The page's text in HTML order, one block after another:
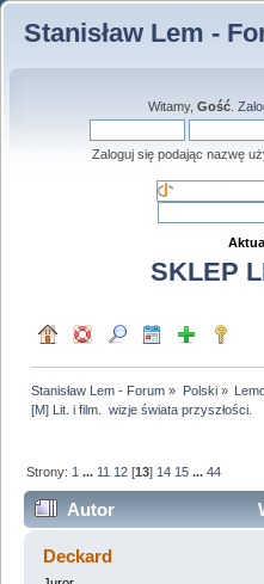
Stanisław Lem -
Witamy, Gość.
Zaloguj się podając nazwę
SKLEP
Stanisław Lem - Forum » Polski»
[M] Lit. i film.  wizje świata przyszłości.
Strony: 1 ... 11 12 [13] 14 15 ...44
Autor
świata przyszłości.
Deckard